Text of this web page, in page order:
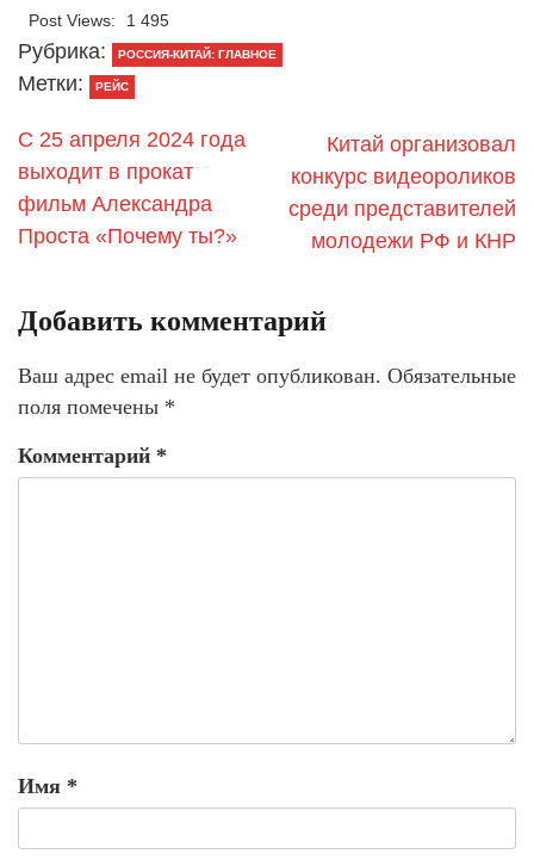
Post Views: 1 495
Рубрика: РОССИЯ-КИТАЙ: ГЛАВНОЕ
Метки: РЕЙС
С 25 апреля 2024 года
выходит в прокат
фильм Александра
Проста «Почему ты?»
Китай организовал
конкурс видеороликов
среди представителей
молодежи РФ и КНР
Добавить комментарий
Ваш адрес email не будет опубликован. Обязательные
поля помечены *
Комментарий *
Имя *